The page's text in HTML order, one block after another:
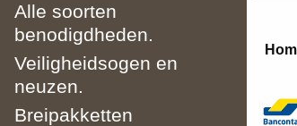
Alle soorten
benodigdheden.
Veiligheidsogen en
neuzen.
Breipakketten